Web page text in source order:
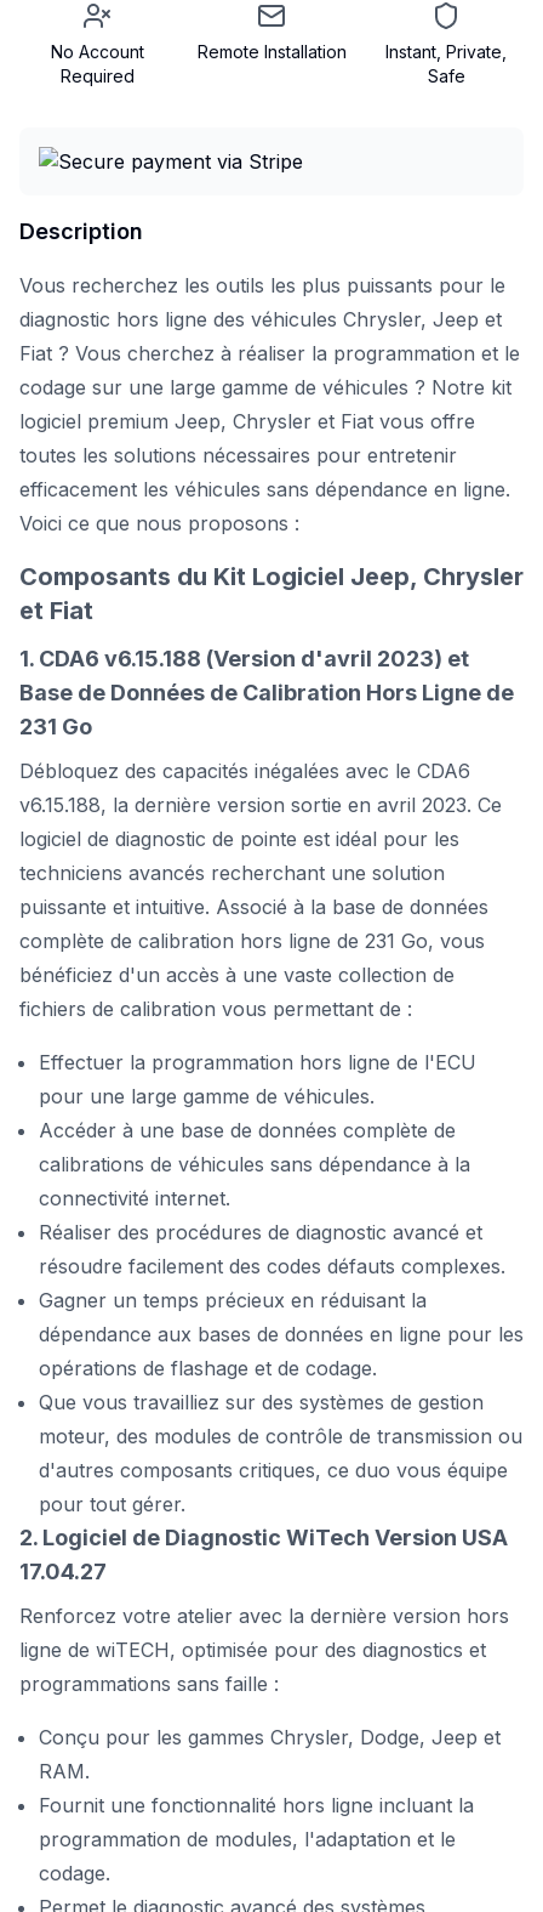
No Account
Required
Remote Installation
Instant, Private,
Safe
Description
Vous recherchez les outils les plus puissants pour le
diagnostic hors ligne des véhicules Chrysler, Jeep et
Fiat ? Vous cherchez à réaliser la programmation et le
codage sur une large gamme de véhicules ? Notre kit
logiciel premium Jeep, Chrysler et Fiat vous offre
toutes les solutions nécessaires pour entretenir
efficacement les véhicules sans dépendance en ligne.
Voici ce que nous proposons :
Composants du Kit Logiciel Jeep, Chrysler
et Fiat
1. CDA6 v6.15.188 (Version d'avril 2023) et
Base de Données de Calibration Hors Ligne de
231 Go
Débloquez des capacités inégalées avec le CDA6
v6.15.188, la dernière version sortie en avril 2023. Ce
logiciel de diagnostic de pointe est idéal pour les
techniciens avancés recherchant une solution
puissante et intuitive. Associé à la base de données
complète de calibration hors ligne de 231 Go, vous
bénéficiez d'un accès à une vaste collection de
fichiers de calibration vous permettant de :
Effectuer la programmation hors ligne de l'ECU
pour une large gamme de véhicules.
Accéder à une base de données complète de
calibrations de véhicules sans dépendance à la
connectivité internet.
Réaliser des procédures de diagnostic avancé et
résoudre facilement des codes défauts complexes.
Gagner un temps précieux en réduisant la
dépendance aux bases de données en ligne pour les
opérations de flashage et de codage.
Que vous travailliez sur des systèmes de gestion
moteur, des modules de contrôle de transmission ou
d'autres composants critiques, ce duo vous équipe
pour tout gérer.
2. Logiciel de Diagnostic WiTech Version USA
17.04.27
Renforcez votre atelier avec la dernière version hors
ligne de wiTECH, optimisée pour des diagnostics et
programmations sans faille :
Conçu pour les gammes Chrysler, Dodge, Jeep et
RAM.
Fournit une fonctionnalité hors ligne incluant la
programmation de modules, l'adaptation et le
codage.
Permet le diagnostic avancé des systèmes